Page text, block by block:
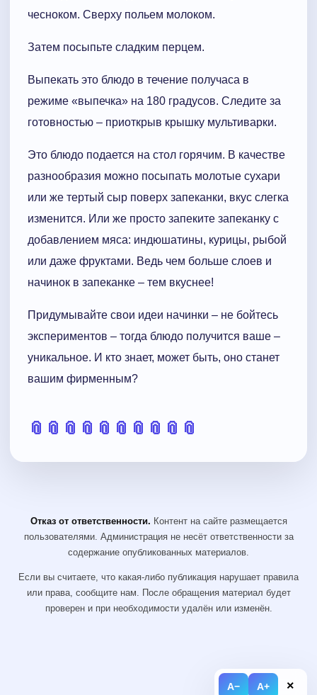
A− A+ ×
чесноком. Сверху польем молоком.
Затем посыпьте сладким перцем.
Выпекать это блюдо в течение получаса в
режиме «выпечка» на 180 градусов. Следите за
готовностью – приоткрыв крышку мультиварки.
Это блюдо подается на стол горячим. В качестве
разнообразия можно посыпать молотые сухари
или же тертый сыр поверх запеканки, вкус слегка
изменится. Или же просто запеките запеканку с
добавлением мяса: индюшатины, курицы, рыбой
или даже фруктами. Ведь чем больше слоев и
начинок в запеканке – тем вкуснее!
Придумывайте свои идеи начинки – не бойтесь
экспериментов – тогда блюдо получится ваше –
уникальное. И кто знает, может быть, оно станет
вашим фирменным?
📎 📎 📎 📎 📎 📎 📎 📎 📎 📎
Отказ от ответственности. Контент на сайте размещается
пользователями. Администрация не несёт ответственности за
содержание опубликованных материалов.
Если вы считаете, что какая-либо публикация нарушает правила
или права, сообщите нам. После обращения материал будет
проверен и при необходимости удалён или изменён.